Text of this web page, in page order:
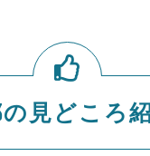
見どころ